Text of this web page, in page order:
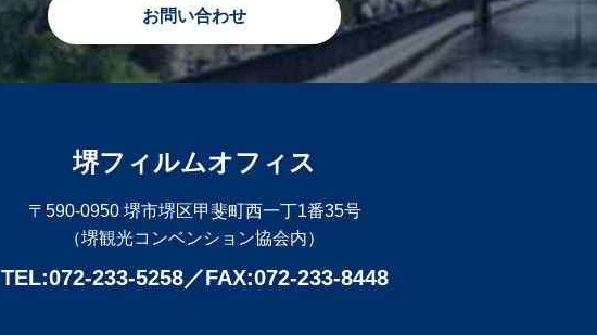
お問い合わせ
堺フィルムオフィス
〒590-0950 堺市堺区甲斐町西一丁1番35号
（堺観光コンベンション協会内）
TEL:072-233-5258 FAX:072-233-8448